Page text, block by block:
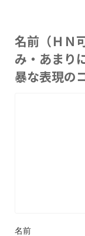
名前（ＨＮ
み・あまり
暴な表現の
名前